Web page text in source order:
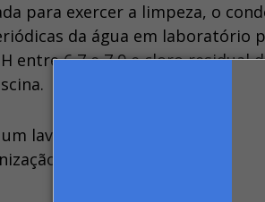
para exercer a limpeza, o
da água em laboratório
entre 6,7 e 7,9 e cloro residual
lava-pés com dimensões
diária. Neste ambiente é